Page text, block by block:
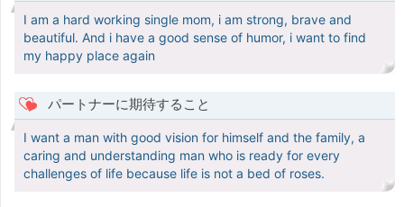
I am a hard working single mom, i am strong, brave and
beautiful. And i have a good sense of humor, i want to find
my happy place again
パートナーに期待すること
I want a man with good vision for himself and the family, a
caring and understanding man who is ready for every
challenges of life because life is not a bed of roses.